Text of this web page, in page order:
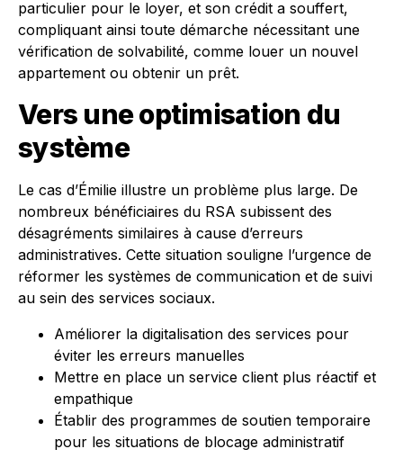
particulier pour le loyer, et son crédit a souffert,
compliquant ainsi toute démarche nécessitant une
vérification de solvabilité, comme louer un nouvel
appartement ou obtenir un prêt.
Vers une optimisation du
système
Le cas d’Émilie illustre un problème plus large. De
nombreux bénéficiaires du RSA subissent des
désagréments similaires à cause d’erreurs
administratives. Cette situation souligne l’urgence de
réformer les systèmes de communication et de suivi
au sein des services sociaux.
Améliorer la digitalisation des services pour
éviter les erreurs manuelles
Mettre en place un service client plus réactif et
empathique
Établir des programmes de soutien temporaire
pour les situations de blocage administratif